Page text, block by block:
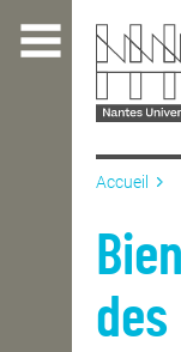
contenu
L'ÉCOLE
Accueil
des